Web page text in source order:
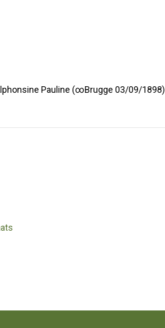
Pauline (∞Brugge 03/09/1898)